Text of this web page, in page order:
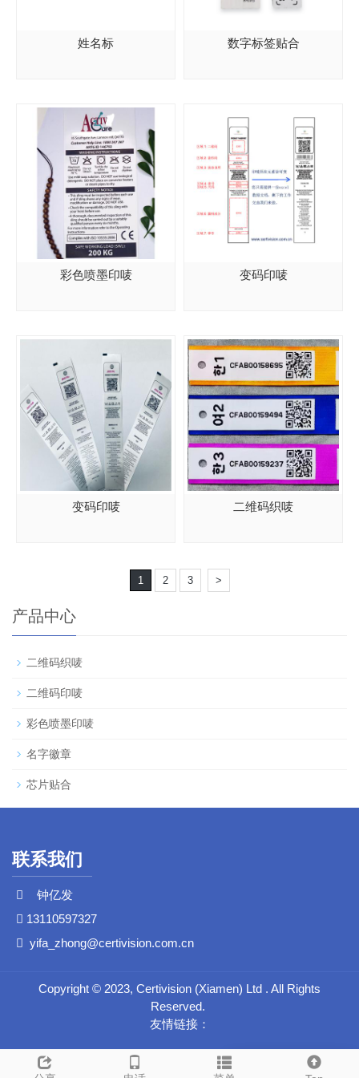
姓名标 数字标签贴合
彩色喷墨印唛 变码印唛
变码印唛 二维码织唛
1 2 3 >
产品中心
二维码织唛
二维码印唛
彩色喷墨印唛
名字徽章
芯片贴合
联系我们
钟亿发
13110597327
yifa_zhong@certivision.com.cn
Copyright ©️ 2023, Certivision (Xiamen) Ltd . All Rights
Reserved.
友情链接：
在线留言